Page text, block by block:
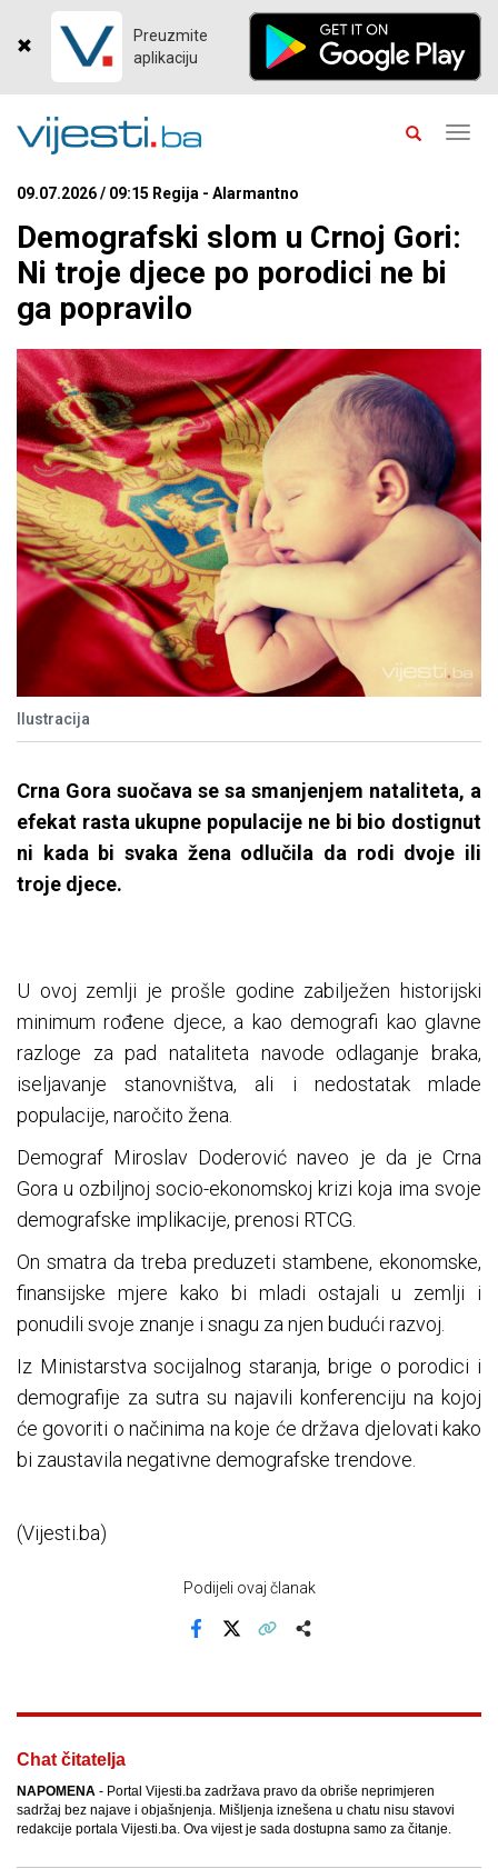
Preuzmite
aplikaciju
09.07.2026 / 09:15 Regija - Alarmantno
Demografski slom u Crnoj Gori:
Ni troje djece po porodici ne bi
ga popravilo
Ilustracija
Crna Gora suočava se sa smanjenjem nataliteta, a
efekat rasta ukupne populacije ne bi bio dostignut
ni kada bi svaka žena odlučila da rodi dvoje ili
troje djece.
U ovoj zemlji je prošle godine zabilježen historijski
minimum rođene djece, a kao demografi kao glavne
razloge za pad nataliteta navode odlaganje braka,
iseljavanje stanovništva, ali i nedostatak mlade
populacije, naročito žena.
Demograf Miroslav Doderović naveo je da je Crna
Gora u ozbiljnoj socio-ekonomskoj krizi koja ima svoje
demografske implikacije, prenosi RTCG.
On smatra da treba preduzeti stambene, ekonomske,
finansijske mjere kako bi mladi ostajali u zemlji i
ponudili svoje znanje i snagu za njen budući razvoj.
Iz Ministarstva socijalnog staranja, brige o porodici i
demografije za sutra su najavili konferenciju na kojoj
će govoriti o načinima na koje će država djelovati kako
bi zaustavila negativne demografske trendove.
(Vijesti.ba)
Podijeli ovaj članak
Chat čitatelja
NAPOMENA - Portal Vijesti.ba zadržava pravo da obriše neprimjeren
sadržaj bez najave i objašnjenja. Mišljenja iznešena u chatu nisu stavovi
redakcije portala Vijesti.ba. Ova vijest je sada dostupna samo za čitanje.